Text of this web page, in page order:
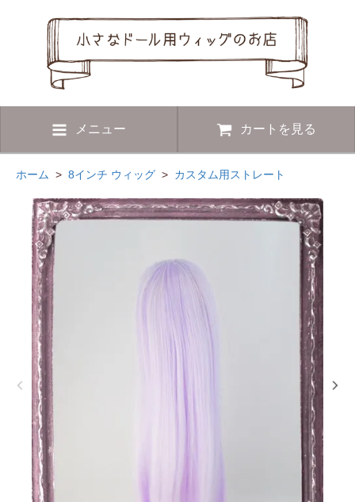
メニュー カートを見る
ホーム > 8インチ ウィッグ > カスタム用ストレート